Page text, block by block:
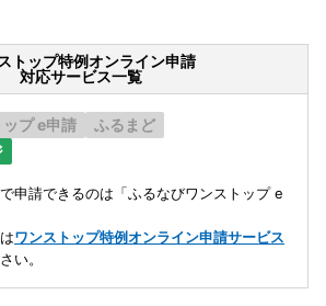
トップ特例オンライン申請
対応サービス一覧
プ e申請
ふるまど
申請できるのは「ふるなびワンストップ e
ワンストップ特例オンライン申請サービス
い。